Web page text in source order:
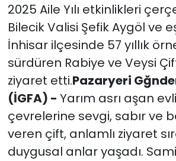
2025 Aile Yılı etkinlikleri
Bilecik Valisi Şefik Aygöl ve
İnhisar ilçesinde 57 yıllık
sürdüren Rabiye ve Veysi
ziyaret etti.Pazaryeri
(İGFA) - Yarım asrı aşan
çevrelerine sevgi, sabır ve
veren çift, anlamlı ziyaret
duygusal anlar yaşadı.